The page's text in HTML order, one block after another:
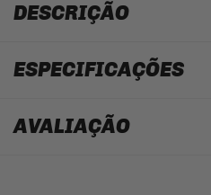
DESCRIÇÃO
ESPECIFICAÇÕES
AVALIAÇÃO